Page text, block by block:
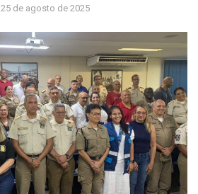
25 de agosto de 2025